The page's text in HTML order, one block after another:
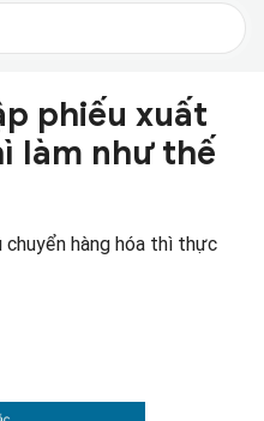
phiếu xuất
làm như thế
chuyển hàng hóa thì thực